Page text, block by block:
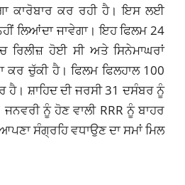
ਕਾਰੋਬਾਰ ਕਰ ਰਹੀ ਹੈ। ਇਸ ਲਈ
ਲਿਆਂਦਾ ਜਾਵੇਗਾ। ਇਹ ਫਿਲਮ 24
ਰਿਲੀਜ਼ ਹੋਈ ਸੀ ਅਤੇ ਸਿਨੇਮਾਘਰਾਂ
ਕਰ ਚੁੱਕੀ ਹੈ। ਫਿਲਮ ਫਿਲਹਾਲ 100
ਸ਼ਾਹਿਦ ਦੀ ਜਰਸੀ 31 ਦਸੰਬਰ ਨੂੰ
ਨੂੰ ਹੋਣ ਵਾਲੀ RRR ਨੂੰ ਬਾਹਰ
ਸੰਗ੍ਰਹਿ ਵਧਾਉਣ ਦਾ ਸਮਾਂ ਮਿਲ